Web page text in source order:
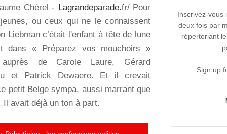
Chérel - Lagrandeparade.fr/ Pour
ou ceux qui ne le connaissent
Liebman c’était l'enfant à tête de lune
dans « Préparez vos mouchoirs »
de Carole Laure, Gérard
et Patrick Dewaere. Et il crevait
petit Belge sympa, aussi marrant que
Il avait déjà un ton à part.
Inscrivez-vous
deux fois par
répertoriant
Sign up